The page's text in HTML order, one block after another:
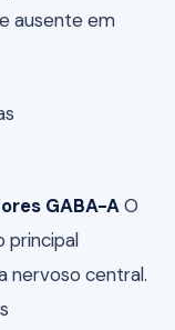
ausente em
GABA-AO
principal
nervoso central.